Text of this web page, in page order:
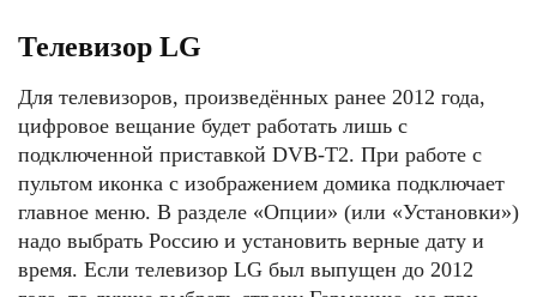
Телевизор LG
Для телевизоров, произведённых ранее 2012 года,
цифровое вещание будет работать лишь с
подключенной приставкой DVB-T2. При работе с
пультом иконка с изображением домика подключает
главное меню. В разделе «Опции» (или «Установки»)
надо выбрать Россию и установить верные дату и
время. Если телевизор LG был выпущен до 2012